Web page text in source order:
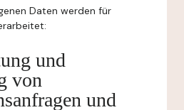
Daten werden für
und
von
und